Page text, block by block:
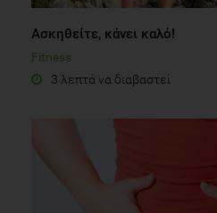
Ασκηθείτε, κάνει καλό!
Fitness
3 λεπτά να διαβαστεί